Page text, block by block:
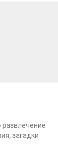
загадки